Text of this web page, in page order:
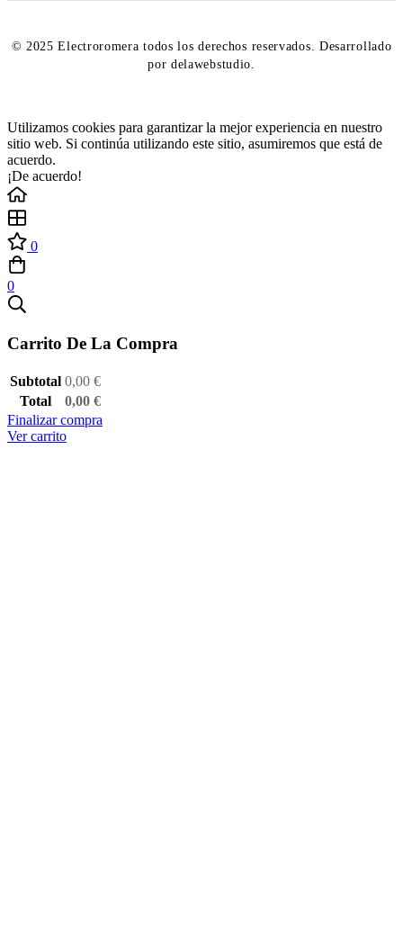
© 2025 Electroromera todos los derechos reservados. Desarrollado
por delawebstudio.
Utilizamos cookies para garantizar la mejor experiencia en nuestro
sitio web. Si continúa utilizando este sitio, asumiremos que está de
acuerdo.
¡De acuerdo!
0
0
Carrito De La Compra
Subtotal 0,00 €
Total
0,00 €
Finalizar compra
Ver carrito